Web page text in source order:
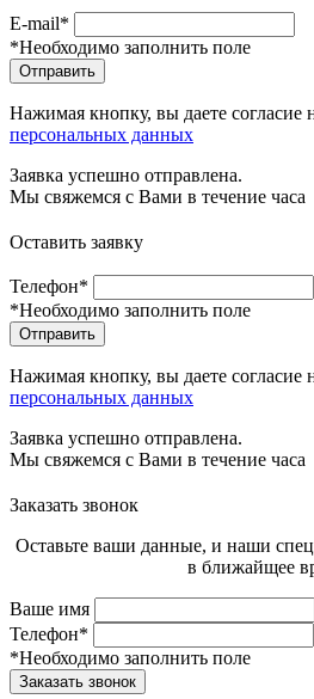
E-mail*
*Необходимо заполнить поле
Отправить
Нажимая кнопку, вы даете согласие
персональных данных
Заявка успешно отправлена.
Мы свяжемся с Вами в течение часа
Оставить заявку
Телефон*
*Необходимо заполнить поле
Отправить
Нажимая кнопку, вы даете согласие
персональных данных
Заявка успешно отправлена.
Мы свяжемся с Вами в течение часа
Заказать звонок
Оставьте ваши данные, и наши
в ближайщее
Ваше имя
Телефон*
*Необходимо заполнить поле
Заказать звонок